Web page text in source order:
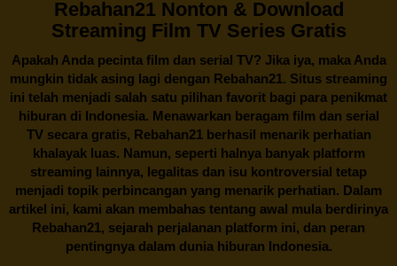
Rebahan21 Nonton & Download
Streaming Film TV Series Gratis
Apakah Anda pecinta film dan serial TV? Jika iya, maka Anda
mungkin tidak asing lagi dengan Rebahan21. Situs streaming
ini telah menjadi salah satu pilihan favorit bagi para penikmat
hiburan di Indonesia. Menawarkan beragam film dan serial
TV secara gratis, Rebahan21berhasil menarik perhatian
khalayak luas. Namun, seperti halnya banyak platform
streaming lainnya, legalitas dan isu kontroversial tetap
menjadi topik perbincangan yang menarik perhatian. Dalam
artikel ini, kami akan membahas tentang awal mula berdirinya
Rebahan21, sejarah perjalanan platform ini, dan peran
pentingnya dalam dunia hiburan Indonesia.